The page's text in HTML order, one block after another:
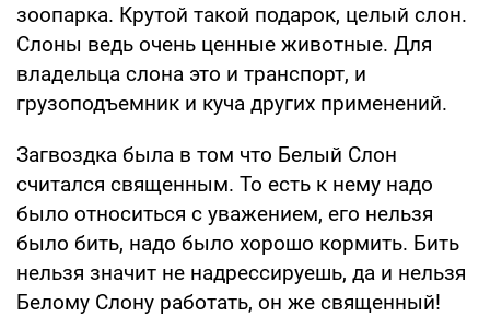
зоопарка. Крутой такой подарок, целый слон.
Слоны ведь очень ценные животные. Для
владельца слона это и транспорт, и
грузоподъемник и куча других применений.
Загвоздка была в том что Белый Слон
считался священным. То есть к нему надо
было относиться с уважением, его нельзя
было бить, надо было хорошо кормить. Бить
нельзя значит не надрессируешь, да и нельзя
Белому Слону работать, он же священный!